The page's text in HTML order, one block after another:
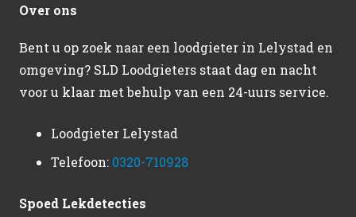
Over ons
Bent u op zoek naar een loodgieter in Lelystad en
omgeving? SLD Loodgieters staat dag en nacht
voor u klaar met behulp van een 24-uurs service.
Loodgieter Lelystad
Telefoon: 0320-710928
Spoed Lekdetecties